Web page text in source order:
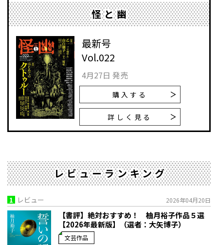
怪と幽
最新号
Vol.022
4月27日 発売
購入する
詳しく見る
レビューランキング
1 レビュー 2026年04月20日
【書評】絶対おすすめ！ 柚月裕子作品５選
【2026年最新版】（選者：大矢博子）
文芸作品